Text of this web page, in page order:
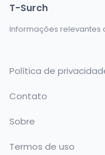
T-Surch
Informações relevantes
Política de
Contato
Sobre
Termos de uso